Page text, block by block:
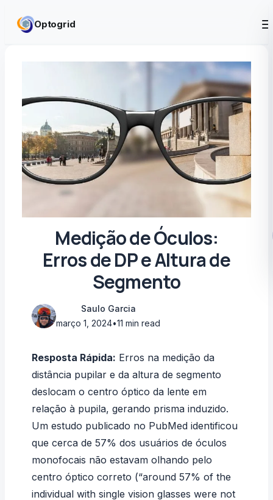
Optogrid
Medição de Óculos:
Erros de DP e Altura de
Segmento
Saulo Garcia
março 1, 2024•11 min read
Resposta Rápida: Erros na medição da
distância pupilar e da altura de segmento
deslocam o centro óptico da lente em
relação à pupila, gerando prisma induzido.
Um estudo publicado no PubMed identificou
que cerca de 57% dos usuários de óculos
monofocais não estavam olhando pelo
centro óptico correto (“around 57% of the
individual with single vision glasses were not